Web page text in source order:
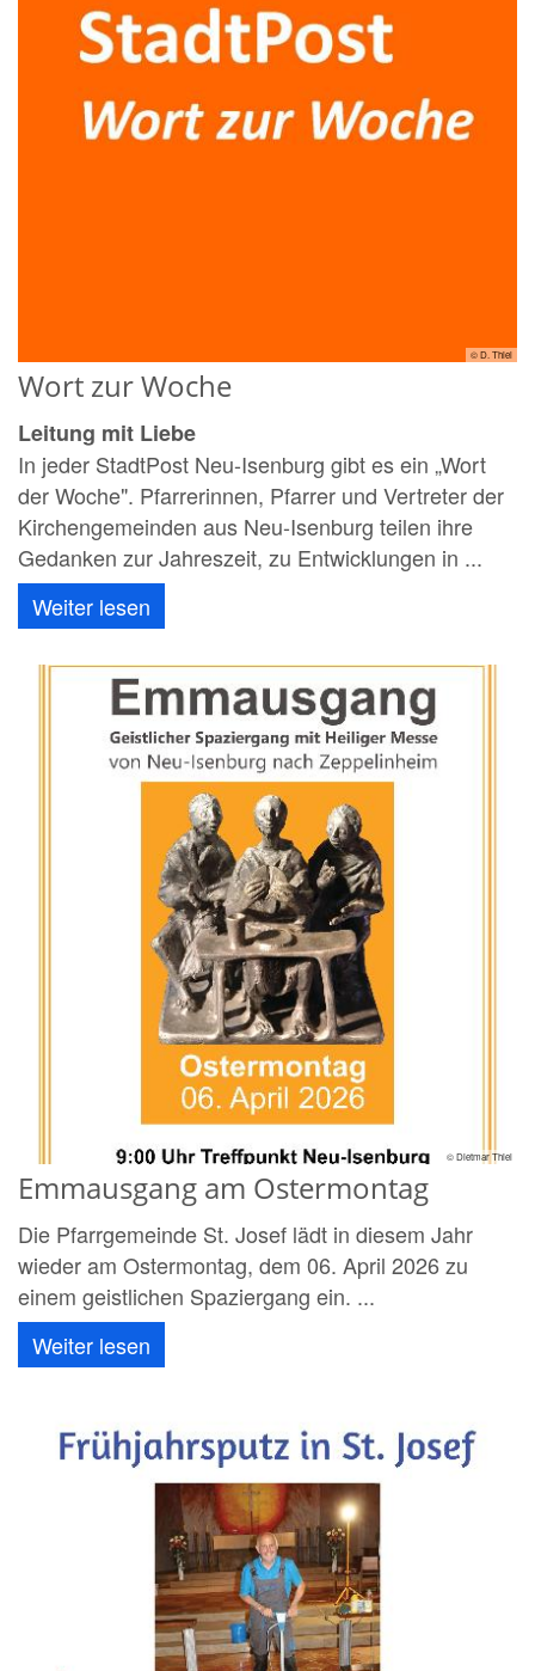
© D. Thiel
Wort zur Woche
Leitung mit Liebe
In jeder StadtPost Neu-Isenburg gibt es ein „Wort
der Woche". Pfarrerinnen, Pfarrer und Vertreter der
Kirchengemeinden aus Neu-Isenburg teilen ihre
Gedanken zur Jahreszeit, zu Entwicklungen in ...
Weiter lesen
© Dietmar Thiel
Emmausgang am Ostermontag
Die Pfarrgemeinde St. Josef lädt in diesem Jahr
wieder am Ostermontag, dem 06. April 2026 zu
einem geistlichen Spaziergang ein. ...
Weiter lesen